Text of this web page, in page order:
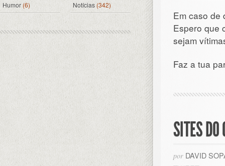
Em caso de
Espero que
sejam
Faz a tua
SITES DO
por DAVID
Humor (6) Notícias (342)